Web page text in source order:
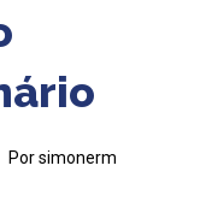
Por simonerm